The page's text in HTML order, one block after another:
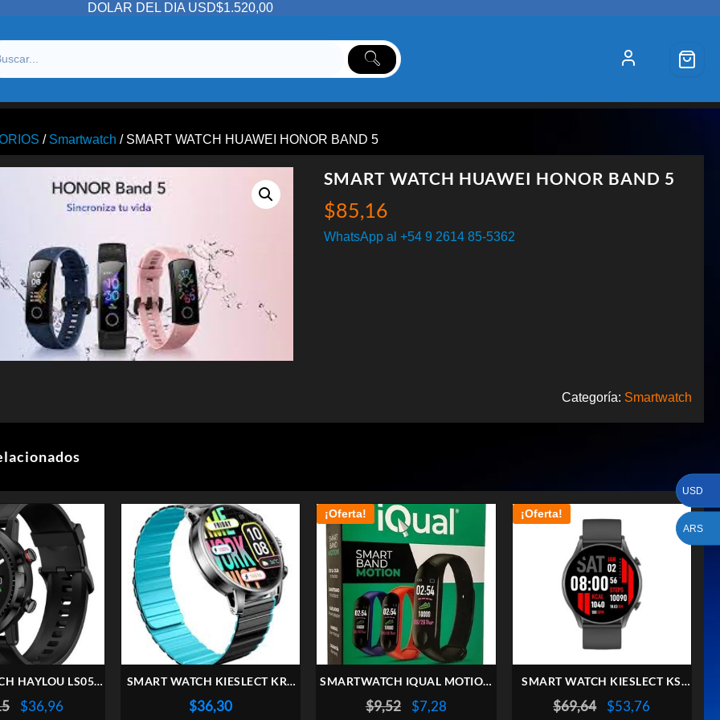
DOLAR DEL DIA USD$1.520,00
/ Smartwatch / SMART WATCH HUAWEI HONOR BAND 5
SMART WATCH HUAWEI HONOR BAND 5
$85,16
WhatsApp al +54 9 2614 85-5362
Categoría: Smartwatch
HAYLOU LS05S
BLACK
El
$36,96
SMART WATCH KIESLECT KR2
BLACK BLUE
$36,30
¡Oferta!
SMARTWATCH IQUAL MOTION
BT
$9,52
El
$7,28El
¡Oferta!
SMART WATCH KIESLECT KS
SMART CALLING NEGRO
$69,64
El
$53,76
USD
ARS